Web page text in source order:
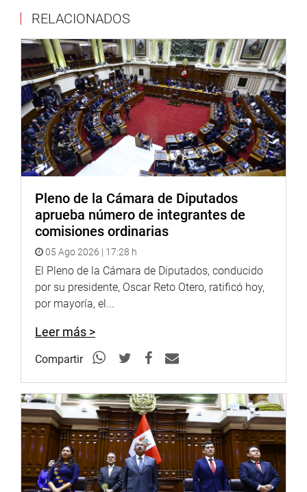
clínica y asistencial directa complementados al
La norma, en su artículo único, modifica el artículo 3 y los
numerales 5 y 11 y se incorpora el numeral 14 en el
artículo 9 de la Ley 30453, Ley del Sistema Nacional de
Residentado Médico (SINAREME).
OFICINA DE COMUNICACIONES E IMAGEN
INSTITUCIONAL
RELACIONADOS
Pleno de la Cámara de Diputados
aprueba número de integrantes de
comisiones ordinarias
05 Ago 2026 | 17:28 h
El Pleno de la Cámara de Diputados, conducido
por su presidente, Oscar Reto Otero, ratificó hoy,
por mayoría, el...
Leer más >
Compartir